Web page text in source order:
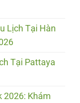
Lịch Tại Hàn
Tại Pattaya
2026: Khám